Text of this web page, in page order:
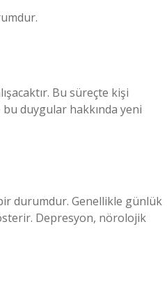
Bu süreçte kişi
duygular hakkında yeni
durumdur. Genellikle günlük
Depresyon, nörolojik